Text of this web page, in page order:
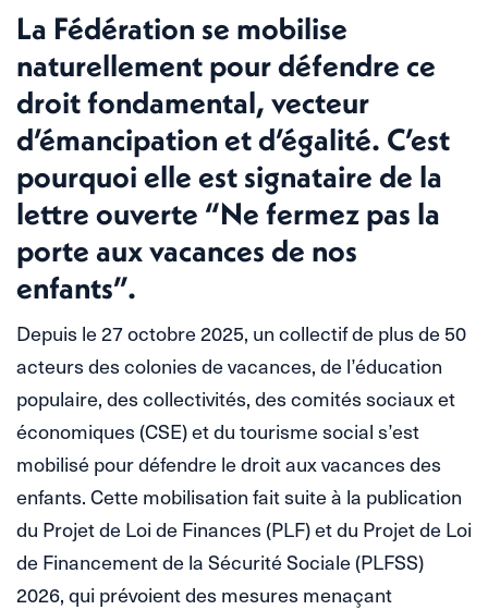
La Fédération se mobilise
naturellement pour défendre ce
droit fondamental, vecteur
d’émancipation et d’égalité. C’est
pourquoi elle est signataire de la
lettre ouverte “Ne fermez pas la
porte aux vacances de nos
enfants”.
Depuis le 27 octobre 2025, un collectif de plus de 50
acteurs des colonies de vacances, de l’éducation
populaire, des collectivités, des comités sociaux et
économiques (CSE) et du tourisme social s’est
mobilisé pour défendre le droit aux vacances des
enfants. Cette mobilisation fait suite à la publication
du Projet de Loi de Finances (PLF) et du Projet de Loi
de Financement de la Sécurité Sociale (PLFSS)
2026, qui prévoient des mesures menaçant